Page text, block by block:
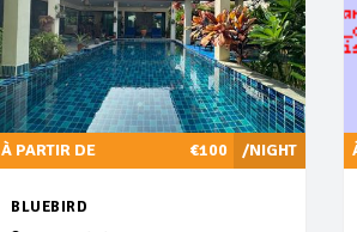
/NIGHT
À PARTIR DE €100
BLUEBIRD